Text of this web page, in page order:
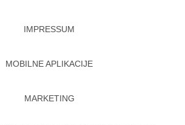
IMPRESSUM
MOBILNE APLIKACIJE
MARKETING